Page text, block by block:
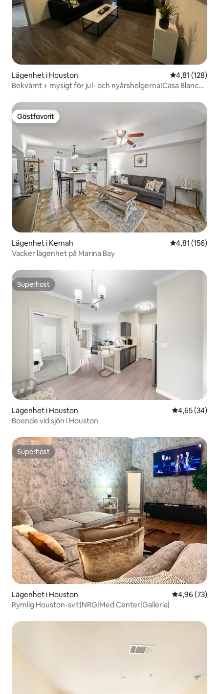
Lägenhet i Houston 4,81 av 5 i
4,81 (128)
Bekvämt + mysigt för jul- och nyårshelgerna!Casa Blanca
Gästfavorit
Gästfavorit
Lägenhet i Kemah 4,81 av 5 i
4,81 (156)
Vacker lägenhet på Marina Bay
Superhost
Superhost
Lägenhet i Houston 4,65 av 5 i
4,65 (34)
Boende vid sjön i Houston
Superhost
Superhost
Lägenhet i Houston 4,96 av 5 i
4,96 (73)
Rymlig Houston-svit|NRG|Med Center|Galleria|